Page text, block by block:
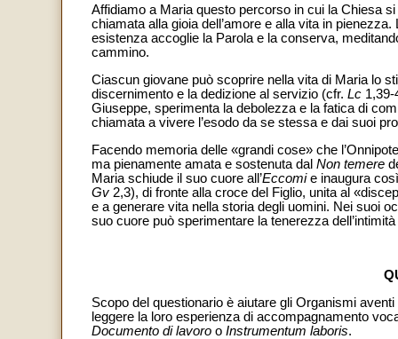
Affidiamo a Maria questo percorso in cui la Chiesa
chiamata alla gioia dell’amore e alla vita in
esistenza accoglie la Parola e la conserva,
cammino.
Ciascun giovane può scoprire nella vita di Maria lo
discernimento e la dedizione al servizio (cfr. Lc 1,39-
Giuseppe, sperimenta la debolezza e la fatica di
chiamata a vivere l’esodo da se stessa e dai suoi
Facendo memoria delle «grandi cose» che
ma pienamente amata e sostenuta dal Non temere
Maria schiude il suo cuore all’Eccomie inaugura
Gv 2,3), di fronte alla croce del Figlio, unita al
e a generare vita nella storia degli uomini. Nei suoi
suo cuore può sperimentare la tenerezza
Scopo del questionario è aiutare gli Organismi
leggere la loro esperienza di accompagnamento
Documento di lavoro o Instrumentum laboris.